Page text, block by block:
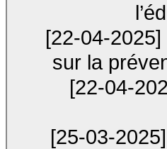
[22-04-2025]
sur la
[22-04-
[25-03-2025]